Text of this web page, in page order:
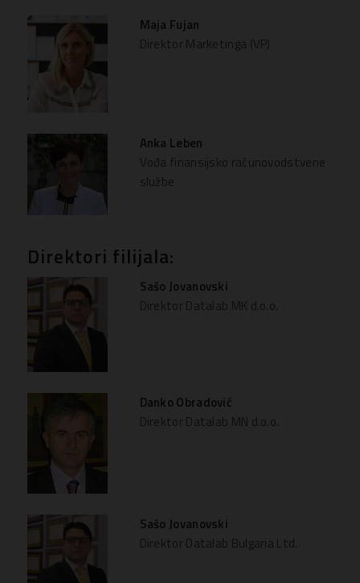
Maja Fujan
Direktor Marketinga (VP)
Anka Leben
Vođa finansijsko računovodstvene
službe
Direktori filijala:
Sašo Jovanovski
Direktor Datalab MK d.o.o.
Danko Obradović
Direktor Datalab MN d.o.o.
Sašo Jovanovski
Direktor Datalab Bulgaria Ltd.